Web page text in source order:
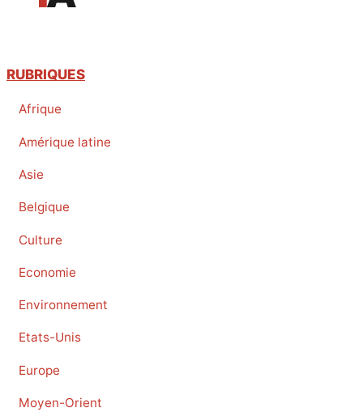
RUBRIQUES
Afrique
Amérique latine
Asie
Belgique
Culture
Economie
Environnement
Etats-Unis
Europe
Moyen-Orient